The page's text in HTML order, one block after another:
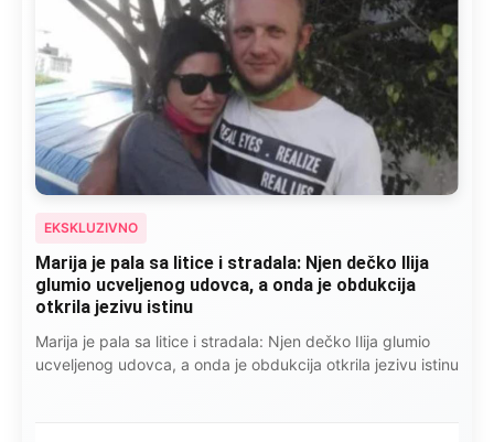
EKSKLUZIVNO
Marija je pala sa litice i stradala: Njen dečko Ilija
glumio ucveljenog udovca, a onda je obdukcija
otkrila jezivu istinu
Marija je pala sa litice i stradala: Njen dečko Ilija glumio
ucveljenog udovca, a onda je obdukcija otkrila jezivu istinu